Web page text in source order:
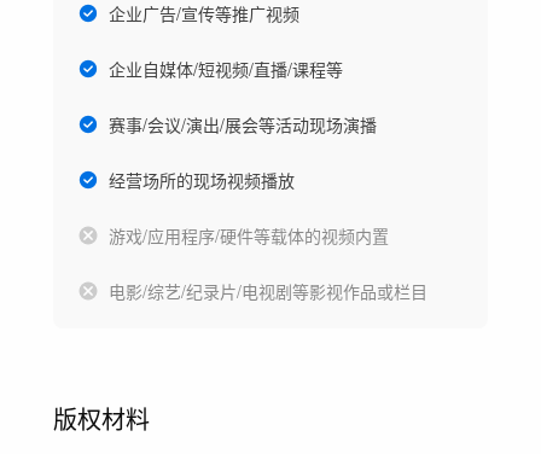
企业广告/宣传等推广视频
企业自媒体/短视频/直播/课程等
赛事/会议/演出/展会等活动现场演播
经营场所的现场视频播放
游戏/应用程序/硬件等载体的视频内置
电影/综艺/纪录片/电视剧等影视作品或栏目
版权材料